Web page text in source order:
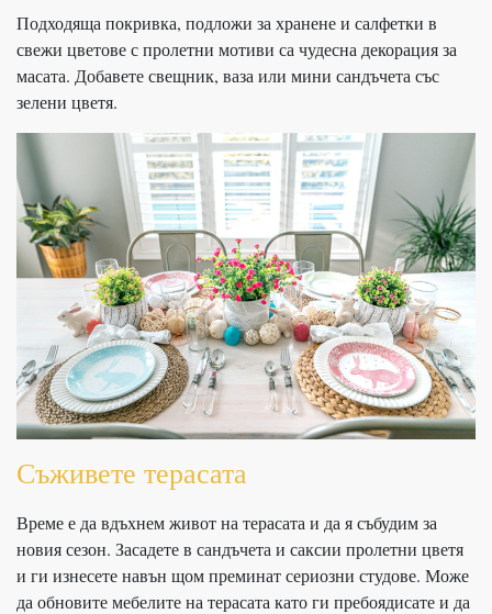
Подходяща покривка, подложи за хранене и салфетки в
свежи цветове с пролетни мотиви са чудесна декорация за
масата. Добавете свещник, ваза или мини сандъчета със
зелени цветя.
Съживете терасата
Време е да вдъхнем живот на терасата и да я събудим за
новия сезон. Засадете в сандъчета и саксии пролетни цветя
и ги изнесете навън щом преминат сериозни студове. Може
да обновите мебелите на терасата като ги пребоядисате и да